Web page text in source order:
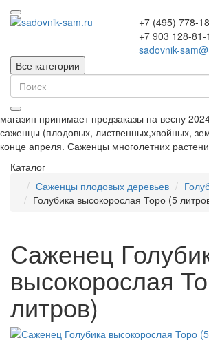
+7 (495) 778-
+7 903 128-81-
sadovnik-
Все категории
магазин принимает предзаказы на весну
саженцы (плодовых, лиственных,хвойных,
конце апреля. Саженцы многолетних
Каталог
Саженцы плодовых деревьев
Голубика высокорослая Торо (5
Саженец
высокорослая
литров)